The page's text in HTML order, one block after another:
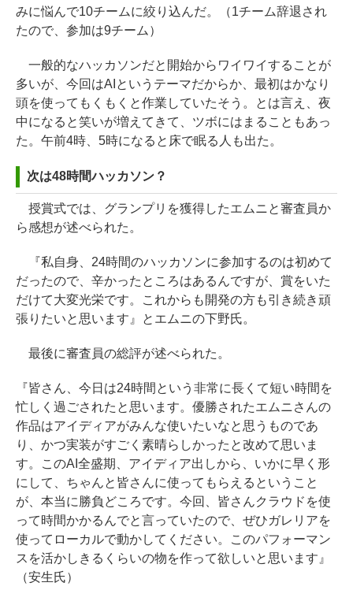
みに悩んで10チームに絞り込んだ。（1チーム辞退され
たので、参加は9チーム）
一般的なハッカソンだと開始からワイワイすることが
多いが、今回はAIというテーマだからか、最初はかなり
頭を使ってもくもくと作業していたそう。とは言え、夜
中になると笑いが増えてきて、ツボにはまることもあっ
た。午前4時、5時になると床で眠る人も出た。
次は48時間ハッカソン？
授賞式では、グランプリを獲得したエムニと審査員か
ら感想が述べられた。
『私自身、24時間のハッカソンに参加するのは初めて
だったので、辛かったところはあるんですが、賞をいた
だけて大変光栄です。これからも開発の方も引き続き頑
張りたいと思います』とエムニの下野氏。
最後に審査員の総評が述べられた。
『皆さん、今日は24時間という非常に長くて短い時間を
忙しく過ごされたと思います。優勝されたエムニさんの
作品はアイディアがみんな使いたいなと思うものであ
り、かつ実装がすごく素晴らしかったと改めて思いま
す。このAI全盛期、アイディア出しから、いかに早く形
にして、ちゃんと皆さんに使ってもらえるということ
が、本当に勝負どころです。今回、皆さんクラウドを使
って時間かかるんでと言っていたので、ぜひガレリアを
使ってローカルで動かしてください。このパフォーマン
スを活かしきるくらいの物を作って欲しいと思います』
（安生氏）